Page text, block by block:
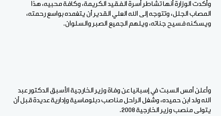
وأكدت الوزارة أنها تشاطر أسرة الفقيد الكريمة، وكافة محبيه، هذا
المصاب الجلل، وتتوجه إلى الله العلي القدير أن يتغمده بواسع رحمته،
ويسكنه فسيح جناته، ويلهم الجميع الصبر والسلوان.
وأعلن أمس السبت في إسبانيا عن وفاة وزير الخارجية الأسبق الدكتور عبد
الله ولد ابن حميده، وشغل الراحل مناصب دبلوماسية وإدارية عديدة قبل أن
يتولى منصب وزير الخارجية 2008.